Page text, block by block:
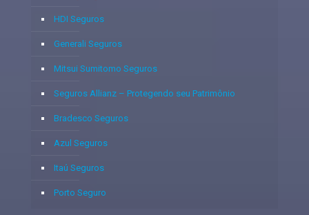
HDI Seguros
Generali Seguros
Mitsui Sumitomo Seguros
Seguros Allianz – Protegendo seu Patrimônio
Bradesco Seguros
Azul Seguros
Itaú Seguros
Porto Seguro